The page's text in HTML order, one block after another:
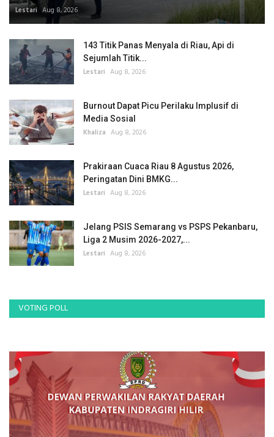
Lestari Aug 8, 2026
143 Titik Panas Menyala di Riau, Api di
Sejumlah Titik...
Lestari Aug 8, 2026
Burnout Dapat Picu Perilaku Implusif di
Media Sosial
Khaliza Aug 8, 2026
Prakiraan Cuaca Riau 8 Agustus 2026,
Peringatan Dini BMKG...
Lestari Aug 8, 2026
Jelang PSIS Semarang vs PSPS Pekanbaru,
Liga 2 Musim 2026-2027,...
Lestari Aug 8, 2026
VOTING POLL